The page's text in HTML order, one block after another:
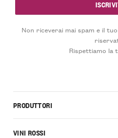
Non riceverai mai spam e il
Rispettiamo la
PRODUTTORI
VINI ROSSI